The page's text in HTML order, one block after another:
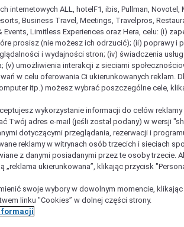
wyjątkowy
internetowych ALL, hotelF1, ibis, Pullman, Novotel,
Business Travel, Meetings, Travelpros,
Events, Limitless Experiences oraz Hera, celu: (i)
prosisz (nie możesz ich odrzucić); (ii) poprawy i
i wydajności stron; (iv) świadczenia
(v) umożliwienia interakcji z sieciami
w celu oferowania Ci ukierunkowanych reklam.
itp.) możesz wybrać poszczególne cele,
wykorzystanie informacji do celów
Twój adres e-mail (jeśli został podany) w wersji
dotyczącymi przeglądania, rezerwacji i
reklamy w witrynach osób trzecich i sieciach
z danymi posiadanymi przez te osoby trzecie.
„reklama ukierunkowana”, klikając przycisk
swoje wybory w dowolnym momencie,
linku "Cookies” w dolnej części strony.